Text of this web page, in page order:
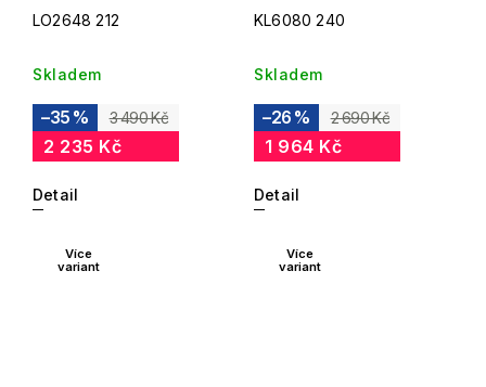
LO2648 212
Skladem
3 490 Kč
–35 %
2 235 Kč
Detail
KL6080 240
Skladem
2 690 Kč
–26 %
1 964 Kč
Detail
Více
variant
Více
variant